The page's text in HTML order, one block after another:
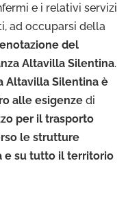
e i relativi servizi
ad occuparsi della
del
Altavilla Silentina.
Altavilla Silentina è
alle esigenze di
per il trasporto
le strutture
e su tutto il territorio